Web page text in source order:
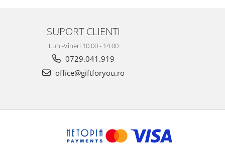
SUPORT CLIENTI
Luni-Vineri 10.00 - 14.00
0729.041.919
office@giftforyou.ro